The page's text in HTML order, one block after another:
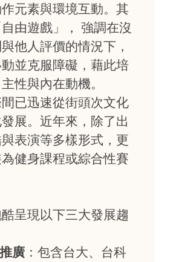
元素與環境互動。其
由遊戲」， 強調在沒
他人評價的情況下，
並克服障礙，藉此培
性與內在動機。
已迅速從街頭次文化
展。近年來，除了出
表演等多樣形式，更
健身課程或綜合性賽
呈現以下三大發展趨
廣 ：包含台大、台科